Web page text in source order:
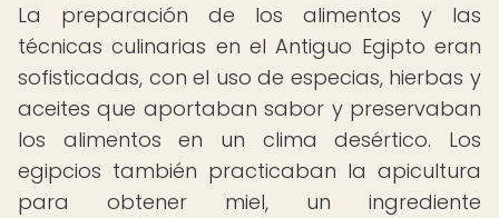
La preparación de los alimentos y las
técnicas culinarias en el Antiguo Egipto eran
sofisticadas, con el uso de especias, hierbas y
aceites que aportaban sabor y preservaban
los alimentos en un clima desértico. Los
egipcios también practicaban la apicultura
para obtener miel, un ingrediente